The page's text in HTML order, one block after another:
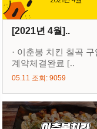
[2021년 4월]..
· 이춘봉 치킨 칠곡 구
계약체결완료 [..
05.11 조회: 9059